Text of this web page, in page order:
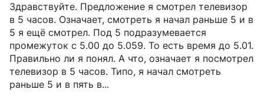
Здравствуйте. Предложение я смотрел телевизор
в 5 часов. Означает, смотреть я начал раньше 5 и в
5 я ещё смотрел. Под 5 подразумевается
промежуток с 5.00 до 5.059. То есть время до 5.01.
Правильно ли я понял. А что, означает я посмотрел
телевизор в 5 часов. Типо, я начал смотреть
раньше 5 и в пять в...